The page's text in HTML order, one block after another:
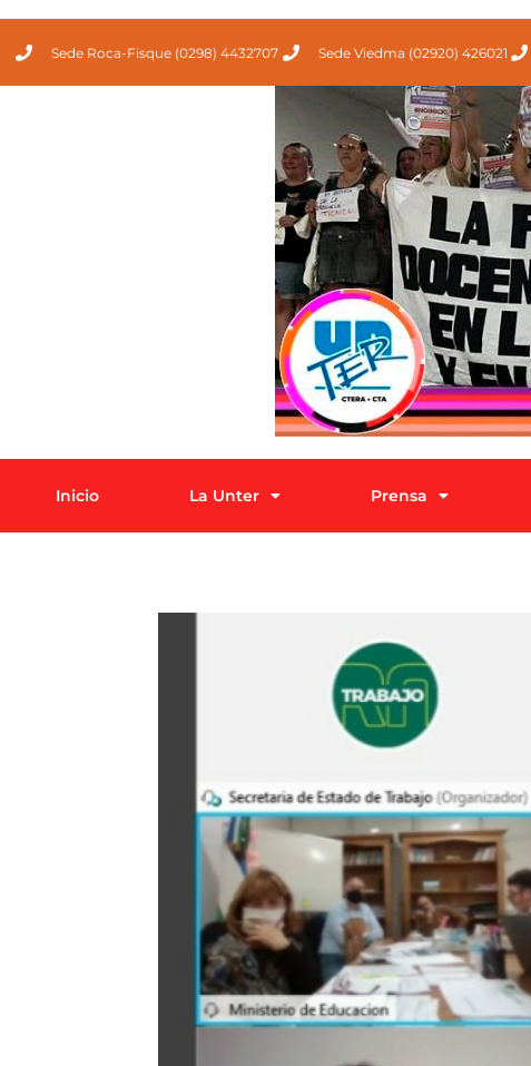
Sede Roca-Fisque (0298) 4432707 Sede Viedma (02920) 426021
Inicio La Unter Prensa